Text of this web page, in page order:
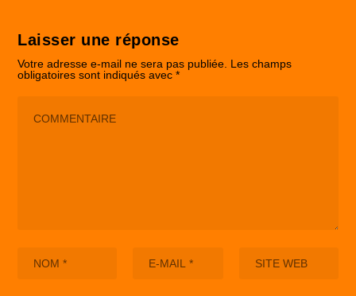
Laisser une réponse
Votre adresse e-mail ne sera pas publiée. Les champs
obligatoires sont indiqués avec*